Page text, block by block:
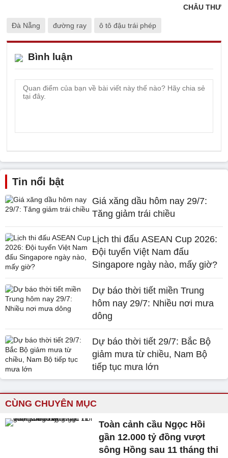
CHÂU THƯ
Đà Nẵng đường ray ô tô đậu trái phép
Bình luận
Tin nổi bật
Giá xăng dầu hôm nay 29/7:
Tăng giảm trái chiều
Lịch thi đấu ASEAN Cup 2026:
Đội tuyển Việt Nam đấu
Singapore ngày nào, mấy giờ?
Dự báo thời tiết miền Trung
hôm nay 29/7: Nhiều nơi mưa
dông
Dự báo thời tiết 29/7: Bắc Bộ
giảm mưa từ chiều, Nam Bộ
tiếp tục mưa lớn
CÙNG CHUYÊN MỤC
Toàn cảnh cầu Ngọc Hồi
gần 12.000 tỷ đồng vượt
sông Hồng sau 11 tháng thi